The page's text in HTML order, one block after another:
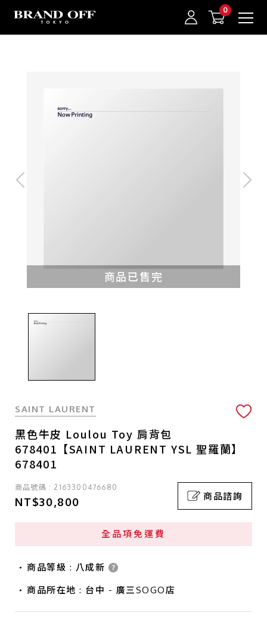
中古名牌業界No.1的BRAND OFF。BRAND OFF官網購物/h1>
登入/註冊
商品已售完
SAINT LAURENT
黑色牛皮 Loulou Toy 肩背包
678401【SAINT LAURENT YSL 聖羅蘭】
678401
商品號碼 : 2163300476680
NT$30,800 商品諮詢
全品項免運費
商品等級 : 八成新
商品所在地 : 台中 - 廣三SOGO店